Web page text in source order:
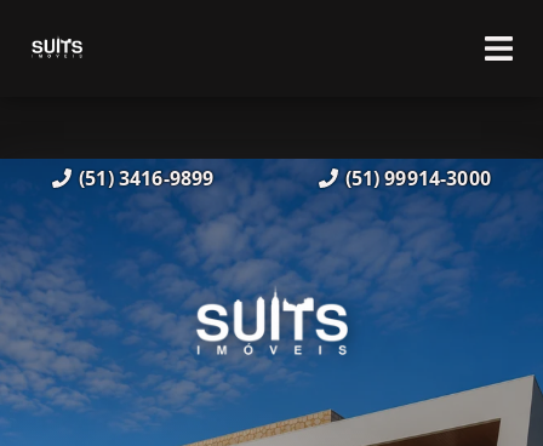
(51) 3416-9899 (51) 99914-3000